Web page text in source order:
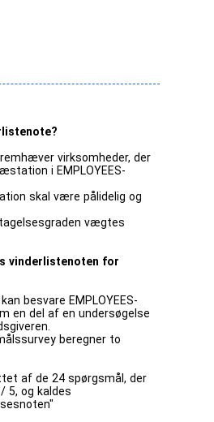
virksomheder, der
i EMPLOYEES-
skal være pålidelig og
vægtes
vinderlistenoten for
besvare EMPLOYEES-
en del af en undersøgelse
beregner to
af de 24 spørgsmål, der
5, og kaldes